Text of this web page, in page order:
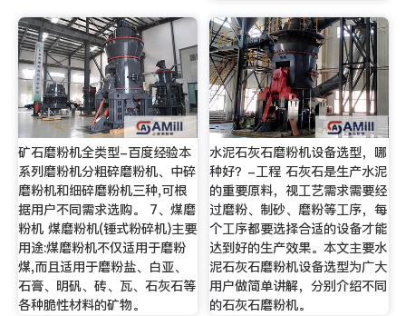
矿石磨粉机全类型-百度经验本
系列磨粉机分粗碎磨粉机、中碎
磨粉机和细碎磨粉机三种,可根
据用户不同需求选购。 7、煤磨
粉机 煤磨粉机(锤式粉碎机)主要
用途:煤磨粉机不仅适用于磨粉
煤,而且适用于磨粉盐、白亚、
石膏、明矾、砖、瓦、石灰石等
各种脆性材料的矿物。
水泥石灰石磨粉机设备选型，哪
种好？-工程 石灰石是生产水泥
的重要原料，视工艺需求需要经
过磨粉、制砂、磨粉等工序，每
个工序都要选择合适的设备才能
达到好的生产效果。本文主要水
泥石灰石磨粉机设备选型为广大
用户做简单讲解，分别介绍不同
的石灰石磨粉机。